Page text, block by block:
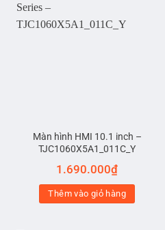
Màn hình HMI 10.1 inch –
TJC1060X5A1_011C_Y
1.690.000₫
Thêm vào giỏ hàng